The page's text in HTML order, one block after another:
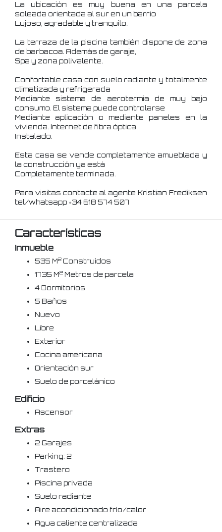
La ubicación es muy buena en una parcela
soleada orientada al sur en un barrio
Lujoso, agradable y tranquilo.
La terraza de la piscina también dispone de zona
de barbacoa. Además de garaje,
Spa y zona polivalente.
Confortable casa con suelo radiante y totalmente
climatizada y refrigerada
Mediante sistema de aerotermia de muy bajo
consumo. El sistema puede controlarse
Mediante aplicación o mediante paneles en la
vivienda. Internet de fibra óptica
Instalado.
Esta casa se vende completamente amueblada y
la construcción ya está
Completamente terminada.
Para visitas contacte al agente Kristian Frediksen
tel/whatsapp +34 618 574 507
Características
Inmueble
535 M2 Construidos
1735 M2 Metros de parcela
4 Dormitorios
5 Baños
Nuevo
Libre
Exterior
Cocina americana
Orientación sur
Suelo de porcelánico
Edificio
Ascensor
Extras
2 Garajes
Parking: 2
Trastero
Piscina privada
Suelo radiante
Aire acondicionado frío/calor
Agua caliente centralizada